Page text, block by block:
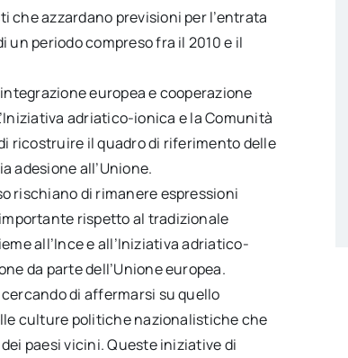
che azzardano previsioni per l’entrata
un periodo compreso fra il 2010 e il
europea e cooperazione
adriatico-ionica e la Comunità
ricostruire il quadro di riferimento delle
adesione all’Unione.
rischiano di rimanere espressioni
rispetto al tradizionale
all’Ince e all’Iniziativa adriatico-
da parte dell’Unione europea.
di affermarsi su quello
culture politiche nazionalistiche che
paesi vicini. Queste iniziative di